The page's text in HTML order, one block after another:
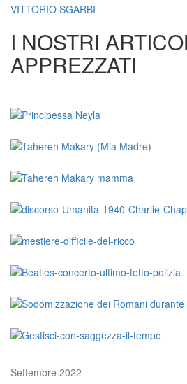
VITTORIO SGARBI
I NOSTRI
APPREZZATI
Settembre 2022